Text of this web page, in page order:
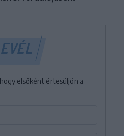
elsőként értesüljön a